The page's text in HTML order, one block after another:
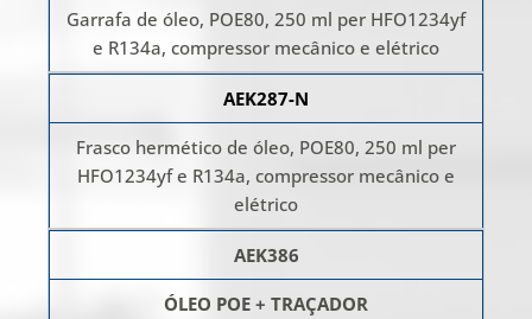
Garrafa de óleo, POE80, 250 ml per HFO1234yf
e R134a, compressor mecânico e elétrico
AEK287-N
Frasco hermético de óleo, POE80, 250 ml per
HFO1234yf e R134a, compressor mecânico e
elétrico
AEK386
ÓLEO POE + TRAÇADOR